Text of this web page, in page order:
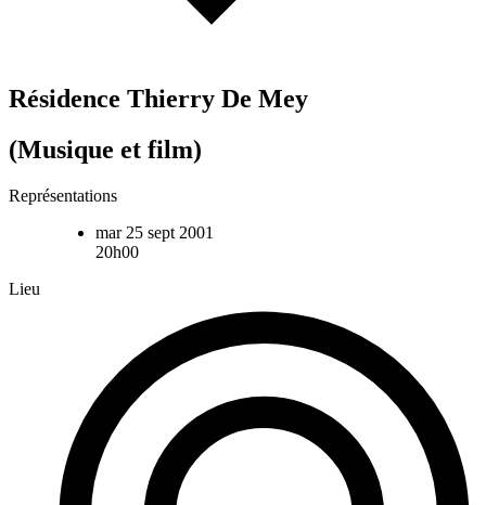
Résidence Thierry De Mey
(Musique et film)
Représentations
mar 25 sept 2001
20h00
Lieu